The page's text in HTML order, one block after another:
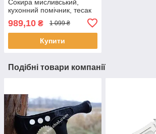
Сокира мисливський,
кухонний помічник, тесак
989,10 ₴ 1 099 ₴
Купити
Подібні товари компанії